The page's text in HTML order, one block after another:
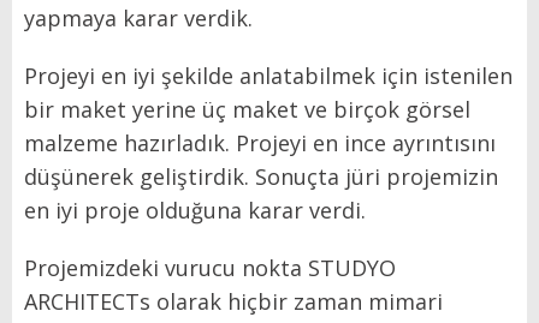
yapmaya karar verdik.
Projeyi en iyi şekilde anlatabilmek için istenilen
bir maket yerine üç maket ve birçok görsel
malzeme hazırladık. Projeyi en ince ayrıntısını
düşünerek geliştirdik. Sonuçta jüri projemizin
en iyi proje olduğuna karar verdi.
Projemizdeki vurucu nokta STUDYO
ARCHITECTs olarak hiçbir zaman mimari